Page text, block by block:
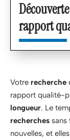
rapport
Votre recherche
rapport qualité-
longueur. Le
recherches sans
nouvelles, et